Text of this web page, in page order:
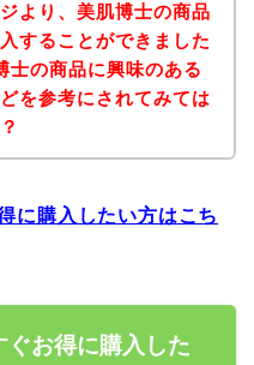
より、美肌博士の商品
することができました
士の商品に興味のある
を参考にされてみては
に購入したい方はこち
お得に購入した